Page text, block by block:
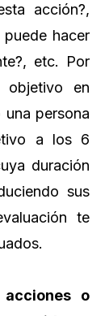
acción?,
hacer
etc. Por
objetivo en
persona
a los 6
duración
sus
te
o